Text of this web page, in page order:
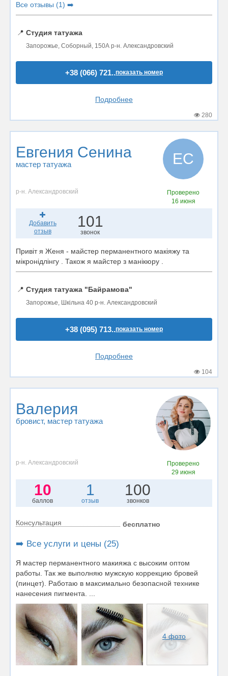
Все отзывы (1) ➡️
📍 Студия татуажа
Запорожье, Соборный, 150А р-н. Александровский
+38 (066) 721..показать номер
Подробнее
280
Евгения Сенина
мастер татуажа ЕС
р-н. Александровский
Проверено
16 июня
Добавить
отзыв
101
звонок
Привіт я Женя - майстер перманентного макіяжу та
мікронідлінгу . Також я майстер з манікюру .
📍 Студия татуажа "Байрамова"
Запорожье, Шкільна 40 р-н. Александровский
+38 (095) 713..показать номер
Подробнее
104
Валерия
бровист, мастер татуажа
р-н. Александровский
Проверено
29 июня
10
баллов
1
отзыв
100
звонков
Консультация бесплатно
➡️ Все услуги и цены (25)
Я мастер перманентного макияжа с высоким оптом
работы. Так же выполняю мужскую коррекцию бровей
(пинцет). Работаю в максимально безопасной технике
нанесения пигмента. ...
4 фото